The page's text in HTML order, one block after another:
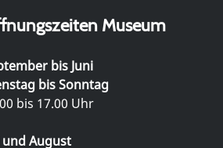
Museum
bis Juni
bis Sonntag
bis 17.00 Uhr
und August